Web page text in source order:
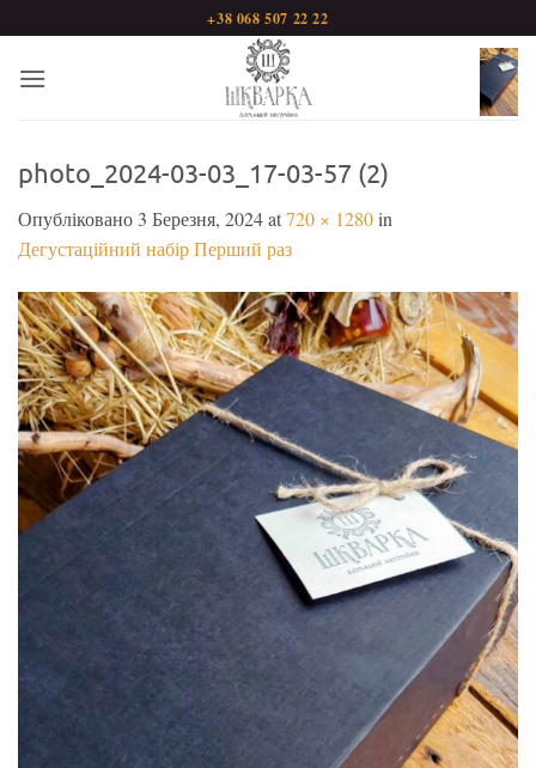
+38 068 507 22 22
photo_2024-03-03_17-03-57 (2)
Опубліковано 3 Березня, 2024at720 × 1280in
Дегустаційний набір Перший раз